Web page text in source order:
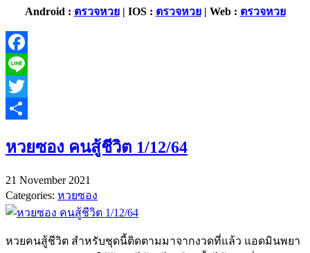
Android : ตรวจหวย| IOS : ตรวจหวย| Web : ตรวจหวย
Facebook
Line
Twitter
หวยซอง คนสู้ชีวิต 1/12/64
21 November 2021
Categories: หวยซอง
หวยคนสู้ชีวิต สำหรับชุดนี้ติดตามมาจากงวดที่แล้ว แอดมินพยา